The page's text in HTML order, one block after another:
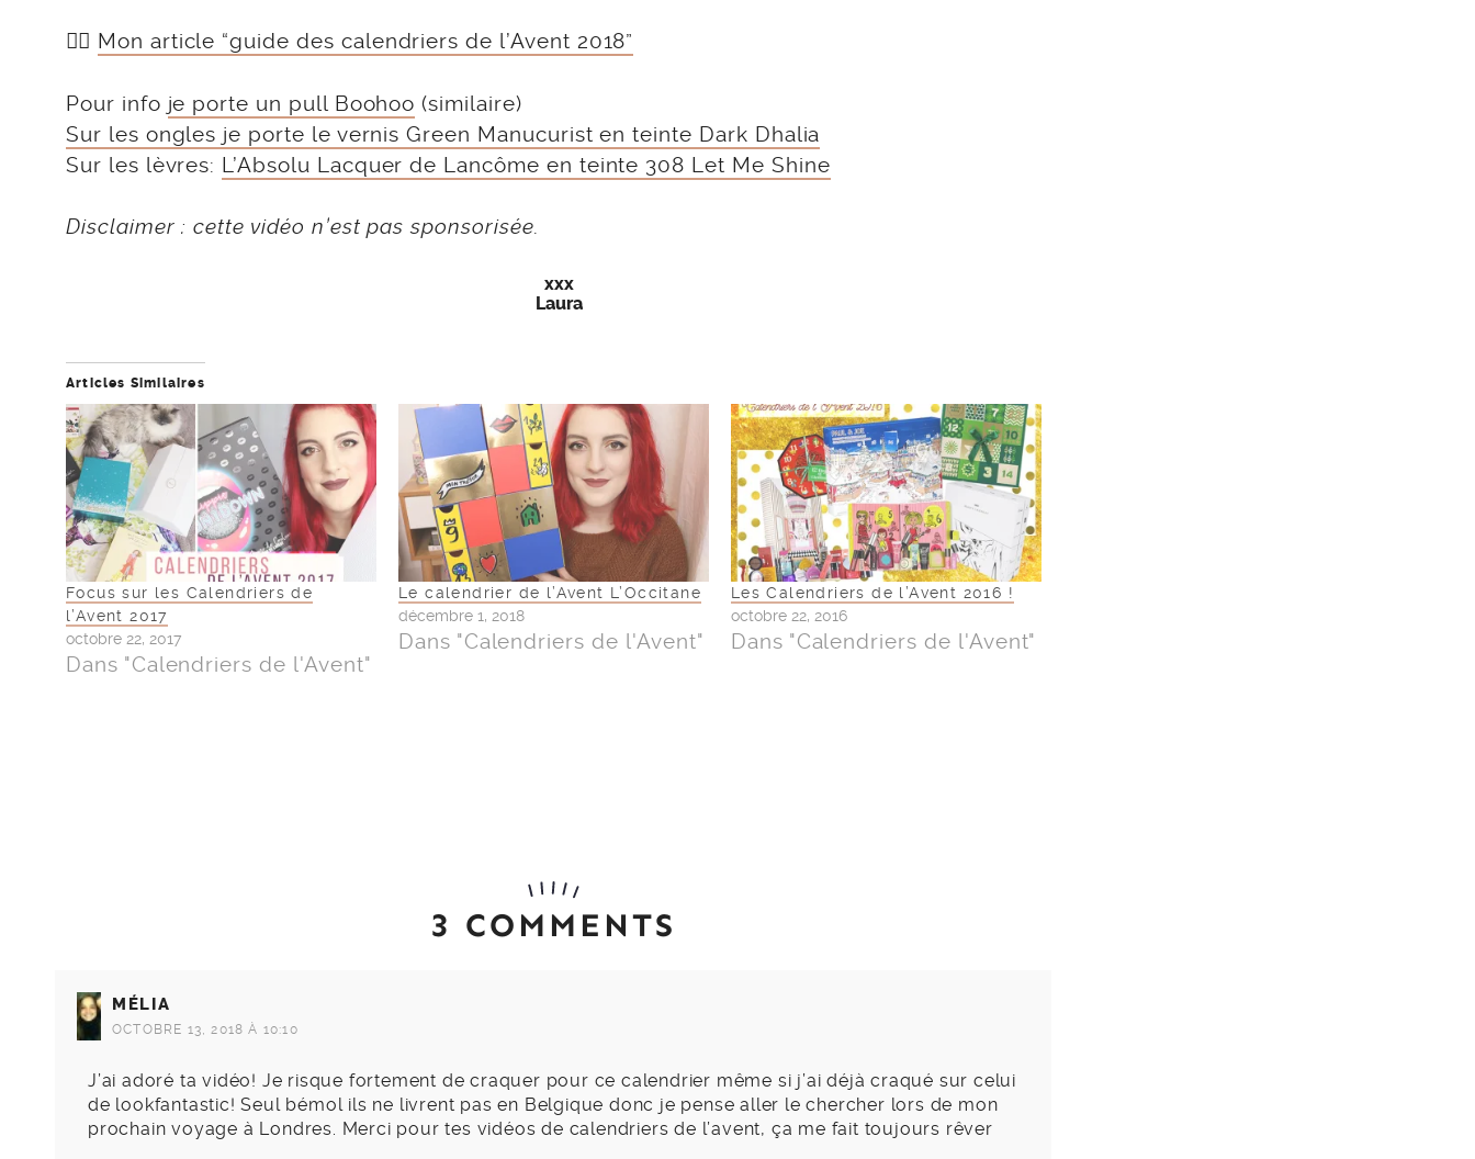
👉🏻 Mon article “guide des calendriers de l’Avent 2018”
Pour info je porte un pull Boohoo (similaire)
Sur les ongles je porte le vernis Green Manucurist en teinte Dark Dhalia
Sur les lèvres: L’Absolu Lacquer de Lancôme en teinte 308 Let Me Shine
Disclaimer : cette vidéo n’est pas sponsorisée.
xxx
Laura
Articles Similaires
Focus sur les Calendriers de
l’Avent 2017
octobre 22, 2017
Dans "Calendriers de l'Avent"
Le calendrier de l’Avent L’Occitane
décembre 1, 2018
Dans "Calendriers de l'Avent"
Les Calendriers de l’Avent 2016 !
octobre 22, 2016
Dans "Calendriers de l'Avent"
3 COMMENTS
MÉLIA
OCTOBRE 13, 2018 À 10:10
J’ai adoré ta vidéo! Je risque fortement de craquer pour ce calendrier même si j’ai déjà craqué sur celui
de lookfantastic! Seul bémol ils ne livrent pas en Belgique donc je pense aller le chercher lors de mon
prochain voyage à Londres. Merci pour tes vidéos de calendriers de l’avent, ça me fait toujours rêver